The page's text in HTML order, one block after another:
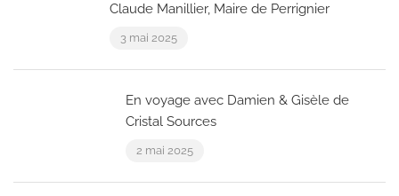
Claude Manillier, Maire de Perrignier
3 mai 2025
En voyage avec Damien & Gisèle de
Cristal Sources
2 mai 2025